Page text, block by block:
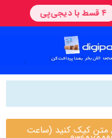
متن کیک کنید (ساعت